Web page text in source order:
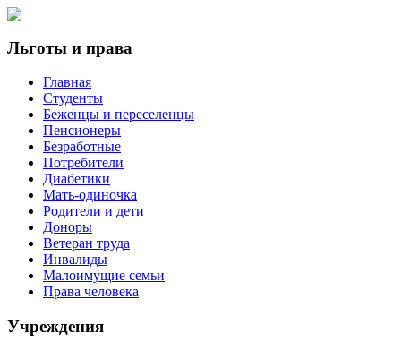
Льготы и права
Главная
Студенты
Беженцы и переселенцы
Пенсионеры
Безработные
Потребители
Диабетики
Мать-одиночка
Родители и дети
Доноры
Ветеран труда
Инвалиды
Малоимущие семьи
Права человека
Учреждения